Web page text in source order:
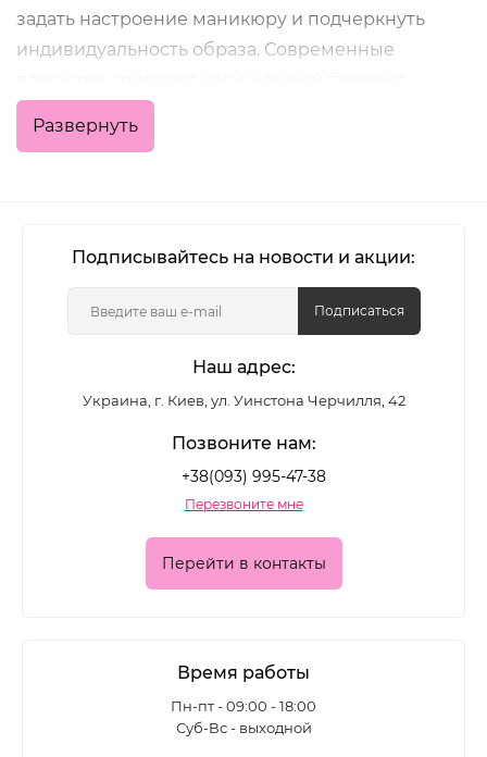
задать настроение маникюру и подчеркнуть
индивидуальность образа. Современные
удобное нанесение и хорошую стойкость, что
позволяет получить аккуратный результат как в
В категории представлены классические
покрытия с шиммером и глиттером - для
повседневного маникюра и выразительных
акцентных дизайнов.
Какие лаки для ногтей
представлены в каталоге
Ассортимент позволяет подобрать покрытие для
• глянцевые формулы с глубоким блеском
• матовые лаки для современного
минималистичного эффекта
Развернуть
Подписывайтесь на новости и акции:
Подписаться
Наш адрес:
Украина, г. Киев, ул. Уинстона Черчилля, 42
Позвоните нам:
+38(093) 995-47-38
Перезвоните мне
Перейти в контакты
Время работы
Пн-пт - 09:00 - 18:00
Суб-Вс - выходной